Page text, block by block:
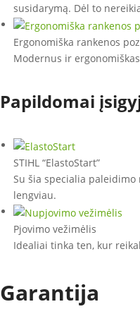
susidarymą. Dėl to
Ergonomiška rankenos
Modernus ir
Papildomai
STIHL “ElastoStart”
Su šia specialia
lengviau.
Pjovimo vežimėlis
Idealiai tinka ten, kur
Garantija